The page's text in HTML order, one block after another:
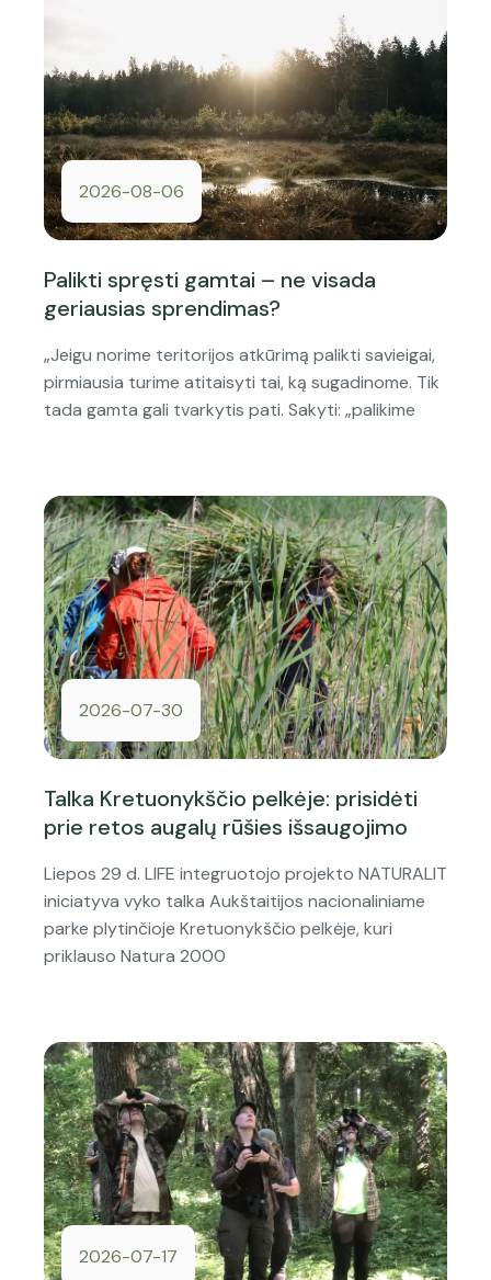
2026-08-06
Palikti spręsti gamtai – ne visada
geriausias sprendimas?
„Jeigu norime teritorijos atkūrimą palikti savieigai,
pirmiausia turime atitaisyti tai, ką sugadinome. Tik
tada gamta gali tvarkytis pati. Sakyti: „palikime
2026-07-30
Talka Kretuonykščio pelkėje: prisidėti
prie retos augalų rūšies išsaugojimo
Liepos 29 d. LIFE integruotojo projekto NATURALIT
iniciatyva vyko talka Aukštaitijos nacionaliniame
parke plytinčioje Kretuonykščio pelkėje, kuri
priklauso Natura 2000
2026-07-17